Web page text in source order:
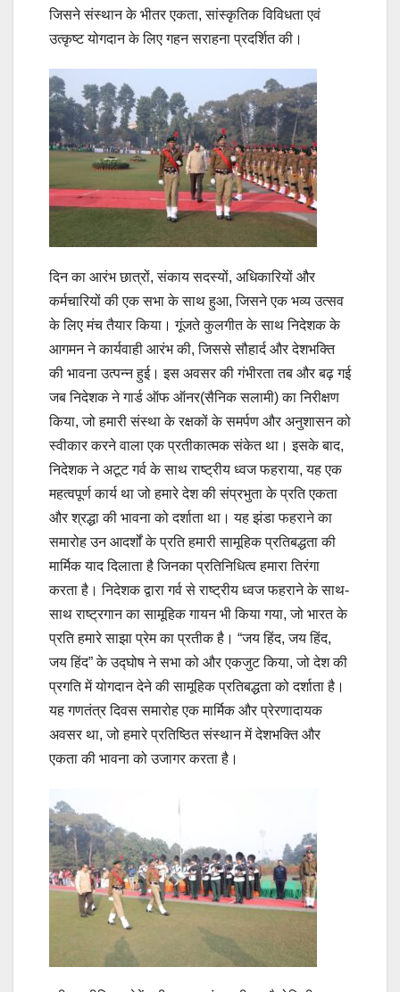
जिसने संस्थान के भीतर एकता, सांस्कृतिक विविधता एवं
उत्कृष्ट योगदान के लिए गहन सराहना प्रदर्शित की।
दिन का आरंभ छात्रों, संकाय सदस्यों, अधिकारियों और
कर्मचारियों की एक सभा के साथ हुआ, जिसने एक भव्य उत्सव
के लिए मंच तैयार किया। गूंजते कुलगीत के साथ निदेशक के
आगमन ने कार्यवाही आरंभ की, जिससे सौहार्द और देशभक्ति
की भावना उत्पन्न हुई। इस अवसर की गंभीरता तब और बढ़ गई
जब निदेशक ने गार्ड ऑफ ऑनर(सैनिक सलामी) का निरीक्षण
किया, जो हमारी संस्था के रक्षकों के समर्पण और अनुशासन को
स्वीकार करने वाला एक प्रतीकात्मक संकेत था। इसके बाद,
निदेशक ने अटूट गर्व के साथ राष्ट्रीय ध्वज फहराया, यह एक
महत्वपूर्ण कार्य था जो हमारे देश की संप्रभुता के प्रति एकता
और श्रद्धा की भावना को दर्शाता था। यह झंडा फहराने का
समारोह उन आदर्शों के प्रति हमारी सामूहिक प्रतिबद्धता की
मार्मिक याद दिलाता है जिनका प्रतिनिधित्व हमारा तिरंगा
करता है। निदेशक द्वारा गर्व से राष्ट्रीय ध्वज फहराने के साथ-
साथ राष्ट्रगान का सामूहिक गायन भी किया गया, जो भारत के
प्रति हमारे साझा प्रेम का प्रतीक है। “जय हिंद, जय हिंद,
जय हिंद” के उद्घोष ने सभा को और एकजुट किया, जो देश की
प्रगति में योगदान देने की सामूहिक प्रतिबद्धता को दर्शाता है।
यह गणतंत्र दिवस समारोह एक मार्मिक और प्रेरणादायक
अवसर था, जो हमारे प्रतिष्ठित संस्थान में देशभक्ति और
एकता की भावना को उजागर करता है।